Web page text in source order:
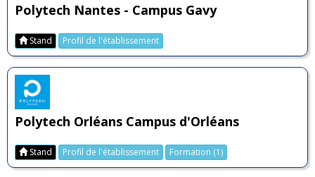
Polytech Nantes - Campus Gavy
Stand Profil de l'établissement
Polytech Orléans Campus d'Orléans
Stand Profil de l'établissement Formation (1)